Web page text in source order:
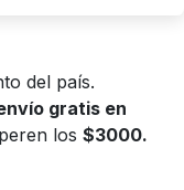
del país.
gratis en
los $3000.